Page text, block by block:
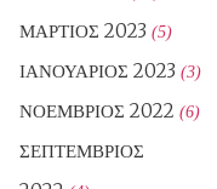
ΜΆΡΤΙΟΣ 2023 (5)
ΙΑΝΟΥΆΡΙΟΣ 2023 (3)
ΝΟΈΜΒΡΙΟΣ 2022 (6)
ΣΕΠΤΈΜΒΡΙΟΣ